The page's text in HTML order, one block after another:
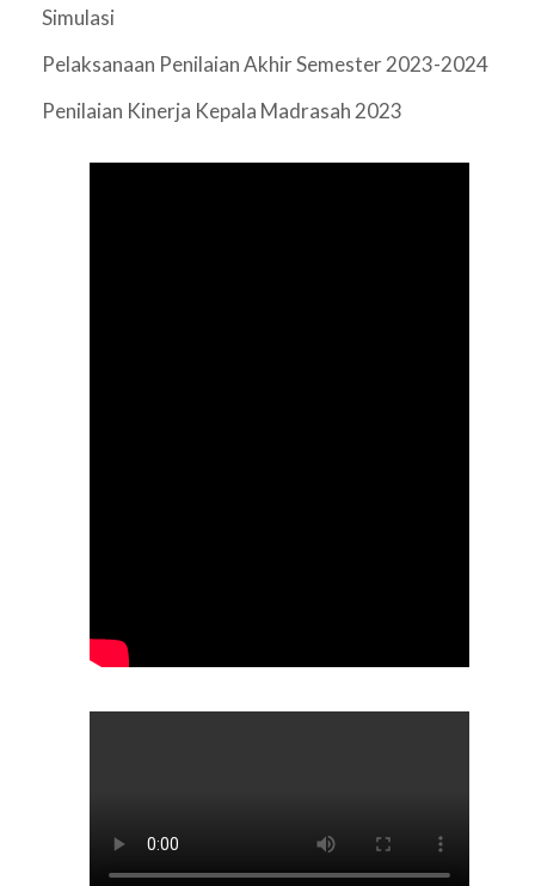
Simulasi
Pelaksanaan Penilaian Akhir Semester 2023-2024
Penilaian Kinerja Kepala Madrasah 2023